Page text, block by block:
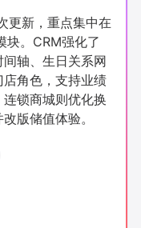
增长公开课
更新，重点集中在
块。CRM强化了
轴、生日关系网
角色，支持业绩
锁商城则优化换
版储值体验。